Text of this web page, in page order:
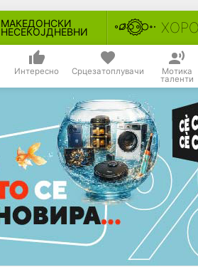
МАКЕДОНСКИ
НЕСЕКОЈДНЕВНИ
Интересно Срцезатоплувачи Мотика
таленти